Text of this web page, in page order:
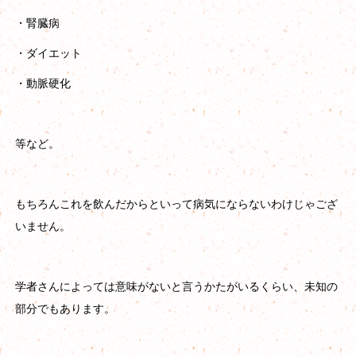
・腎臓病
・ダイエット
・動脈硬化
等など。
もちろんこれを飲んだからといって病気にならないわけじゃござ
いません。
学者さんによっては意味がないと言うかたがいるくらい、未知の
部分でもあります。